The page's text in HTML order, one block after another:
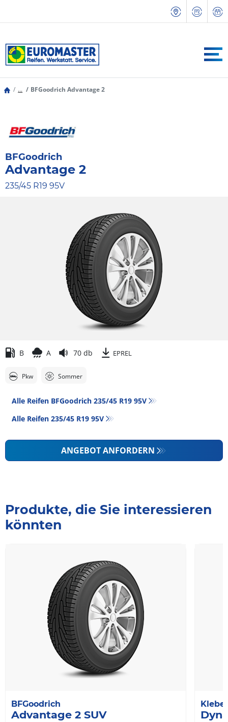
... BFGoodrich Advantage 2
BFGoodrich
Advantage 2
235/45 R19 95V
B A 70 db EPREL
Pkw Sommer
Alle Reifen BFGoodrich 235/45 R19 95V
Alle Reifen‎ 235/45 R19 95V
ANGEBOT ANFORDERN
Produkte, die Sie interessieren
könnten
BFGoodrich
Advantage 2 SUV
Kleber